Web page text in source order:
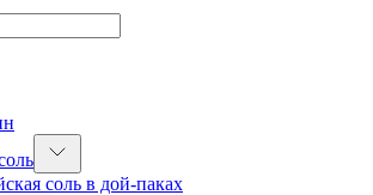
соль в дой-паках